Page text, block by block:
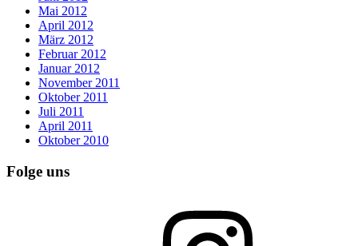
Mai 2012
April 2012
März 2012
Februar 2012
Januar 2012
November 2011
Oktober 2011
Juli 2011
April 2011
Oktober 2010
Folge uns